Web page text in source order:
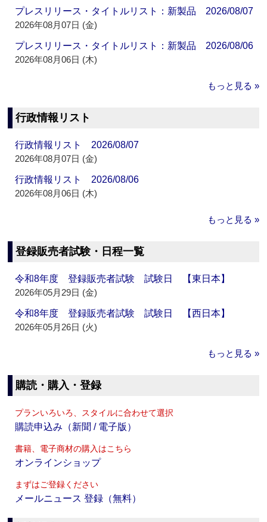
プレスリリース・タイトルリスト：新製品 2026/08/07
2026年08月07日 (金)
プレスリリース・タイトルリスト：新製品 2026/08/06
2026年08月06日 (木)
もっと見る »
行政情報リスト
行政情報リスト 2026/08/07
2026年08月07日 (金)
行政情報リスト 2026/08/06
2026年08月06日 (木)
もっと見る »
登録販売者試験・日程一覧
令和8年度 登録販売者試験 試験日 【東日本】
2026年05月29日 (金)
令和8年度 登録販売者試験 試験日 【西日本】
2026年05月26日 (火)
もっと見る »
購読・購入・登録
プランいろいろ、スタイルに合わせて選択
購読申込み（新聞 / 電子版）
書籍、電子商材の購入はこちら
オンラインショップ
まずはご登録ください
メールニュース 登録（無料）